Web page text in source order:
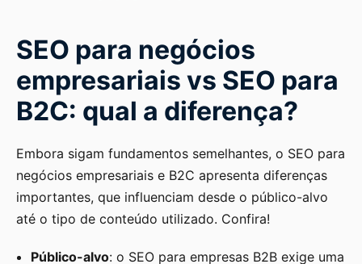
SEO para negócios
empresariais vs SEO para
B2C: qual a diferença?
Embora sigam fundamentos semelhantes, o SEO para
negócios empresariais e B2C apresenta diferenças
importantes, que influenciam desde o público-alvo
até o tipo de conteúdo utilizado. Confira!
Público-alvo: o SEO para empresas B2B exige uma